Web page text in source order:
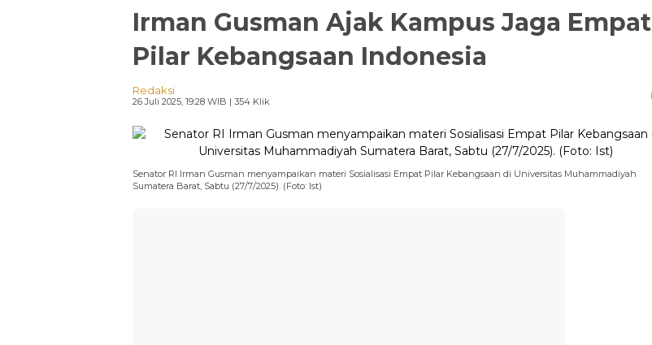
Irman Gusman Ajak Kampus Jaga Empat
Pilar Kebangsaan Indonesia
Redaksi
26 Juli 2025, 19:28 WIB | 354 Klik
Senator RI Irman Gusman menyampaikan materi Sosialisasi Empat Pilar Kebangsaan di Universitas Muhammadiyah
Sumatera Barat, Sabtu (27/7/2025). (Foto: Ist)